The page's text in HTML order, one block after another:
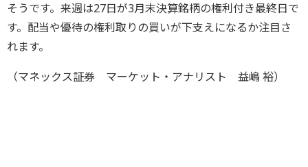
そうです。来週は27日が3月末決算銘柄の権利付き最終日で
す。配当や優待の権利取りの買いが下支えになるか注目さ
れます。
（マネックス証券 マーケット・アナリスト 益嶋 裕）